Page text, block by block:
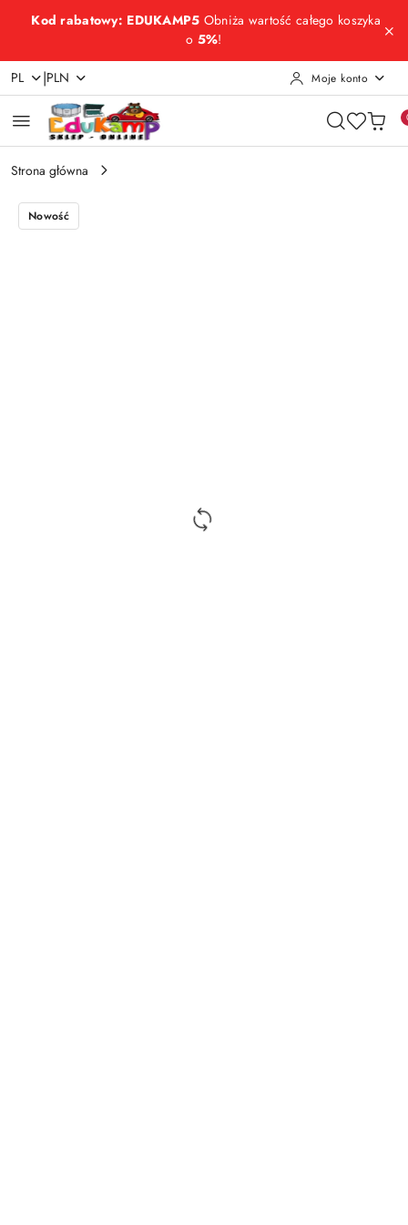
Przejdź do treści głównej
Przejdź do wyszukiwarki
Przejdź do moje konto
Przejdź do menu głównego
Przejdź do opisu produktu
Przejdź do stopki
Kod rabatowy: EDUKAMP5 Obniża wartość całego koszyka
o 5%!
PL |PLN Moje konto
Strona główna
Nowość